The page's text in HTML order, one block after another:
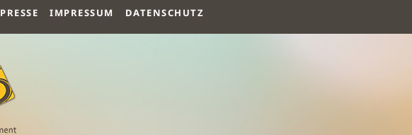
PRESSE IMPRESSUM DATENSCHUTZ